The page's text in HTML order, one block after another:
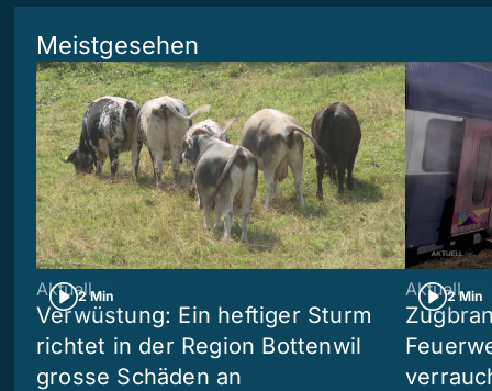
Meistgesehen
2 Min
Aktuell
Verwüstung: Ein heftiger Sturm
richtet in der Region Bottenwil
grosse Schäden an
2 Min
Aktuell